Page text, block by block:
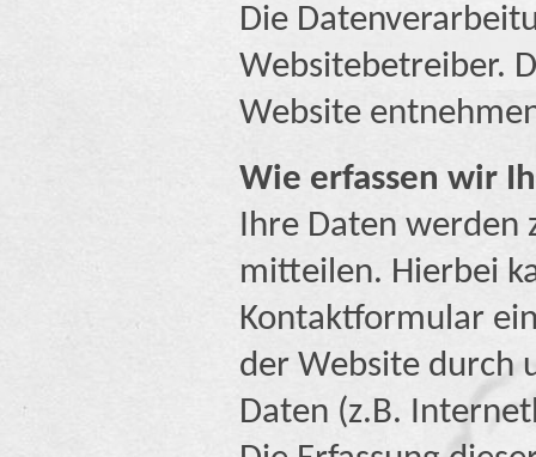
Die
Websitebetreiber.
Website
Wie erfassen wir
Ihre Daten werden
mitteilen. Hierbei
Kontaktformular
der Website durch
Daten (z.B.